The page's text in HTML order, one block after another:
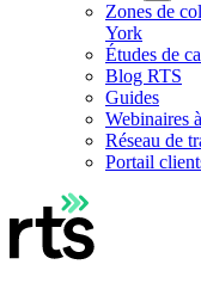
Zones de
York
Études de
Blog RTS
Guides
Webinaires
Réseau de
Portail